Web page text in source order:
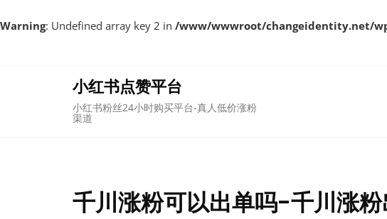
Warning: Undefined array key 2 in /www/wwwroot/changeidentity.net/
小红书点赞平台
小红书粉丝24小时购买平台-真人低价涨粉
渠道
千川涨粉可以出单吗-千川涨粉